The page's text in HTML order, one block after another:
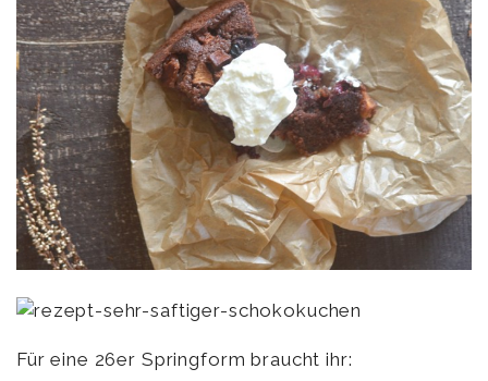
Für eine 26er Springform braucht ihr: